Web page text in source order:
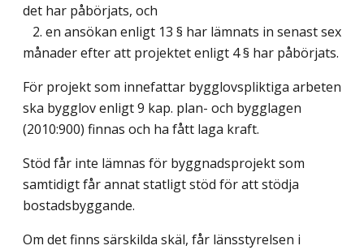
det har påbörjats, och
2. en ansökan enligt 13 § har lämnats in senast sex
månader efter att projektet enligt 4 § har påbörjats.
För projekt som innefattar bygglovspliktiga arbeten
ska bygglov enligt 9 kap. plan- och bygglagen
(2010:900) finnas och ha fått laga kraft.
Stöd får inte lämnas för byggnadsprojekt som
samtidigt får annat statligt stöd för att stödja
bostadsbyggande.
Om det finns särskilda skäl, får länsstyrelsen i